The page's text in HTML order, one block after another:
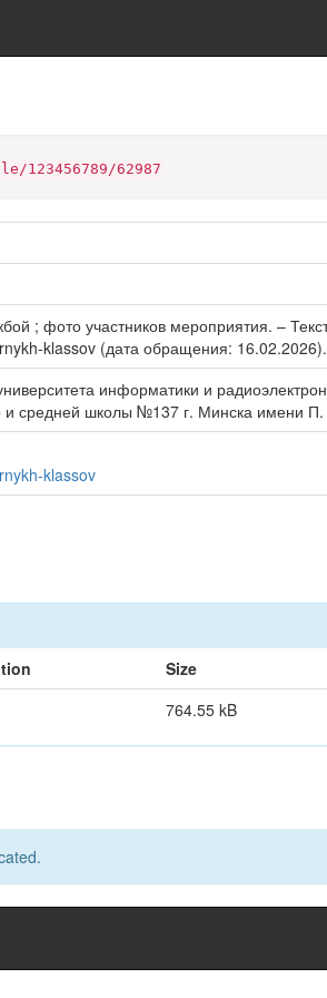
62987
; фото участников мероприятия. –
klassov (дата обращения: 16.02.2026).
информатики и
и средней школы №137 г. Минска имени
klassov
Size
764.55 kB